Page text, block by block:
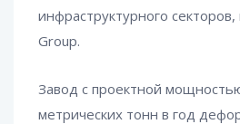
инфраструктурного
Group.
Завод с проектной
метрических тонн в год